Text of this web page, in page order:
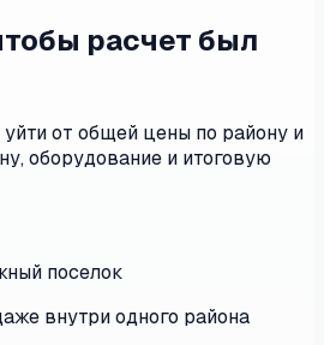
расчет был
от общей цены по району и
оборудование и итоговую
поселок
внутри одного района